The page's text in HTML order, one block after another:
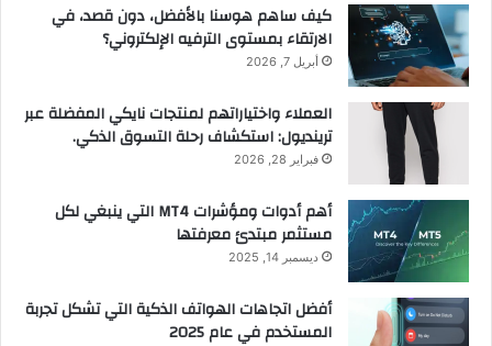
كيف ساهم هوسنا بالأفضل، دون قصد، في
الارتقاء بمستوى الترفيه الإلكتروني؟
أبريل 7, 2026
العملاء واختياراتهم لمنتجات نايكي المفضلة عبر
ترينديول: استكشاف رحلة التسوق الذكي.
فبراير 28, 2026
أهم أدوات ومؤشرات MT4 التي ينبغي لكل
مستثمر مبتدئ معرفتها
ديسمبر 14, 2025
أفضل اتجاهات الهواتف الذكية التي تشكل تجربة
المستخدم في عام 2025